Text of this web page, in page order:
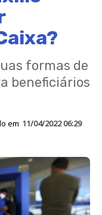
formas de
beneficiários
em 11/04/2022 06:29